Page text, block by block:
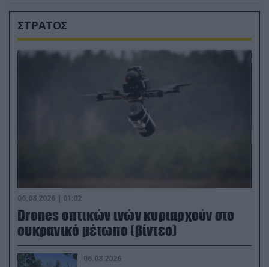
ΣΤΡΑΤΟΣ
06.08.2026 | 01:02
Drones οπτικών ινών κυριαρχούν στο
ουκρανικό μέτωπο (βίντεο)
06.08.2026